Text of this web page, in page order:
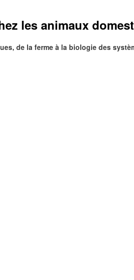
les animaux
de la ferme à la biologie des